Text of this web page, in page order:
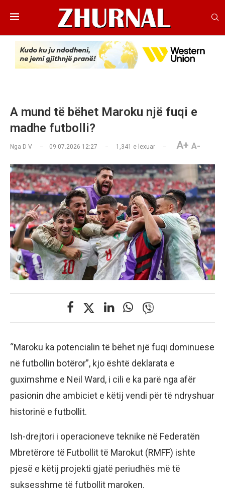
A mund të bëhet Maroku një fuqi e
madhe futbolli?
Nga D V 09.07.2026 12:27 1,341 e lexuar A+ A-
“Maroku ka potencialin të bëhet një fuqi dominuese
në futbollin botëror”, kjo është deklarata e
guximshme e Neil Ward, i cili e ka parë nga afër
pasionin dhe ambiciet e këtij vendi për të ndryshuar
historinë e futbollit.
Ish-drejtori i operacioneve teknike në Federatën
Mbretërore të Futbollit të Marokut (RMFF) ishte
pjesë e këtij projekti gjatë periudhës më të
suksesshme të futbollit maroken.